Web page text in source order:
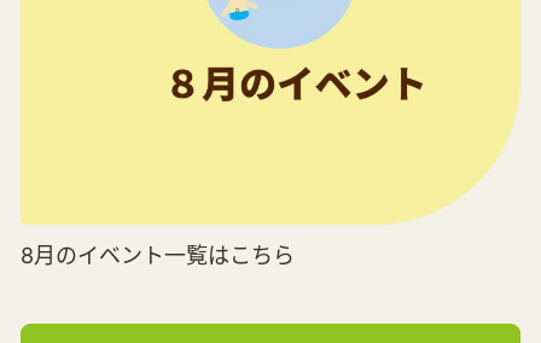
8月のイベント一覧はこちら